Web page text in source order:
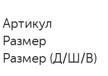
Артикул
Размер
Размер (Д/Ш/В)